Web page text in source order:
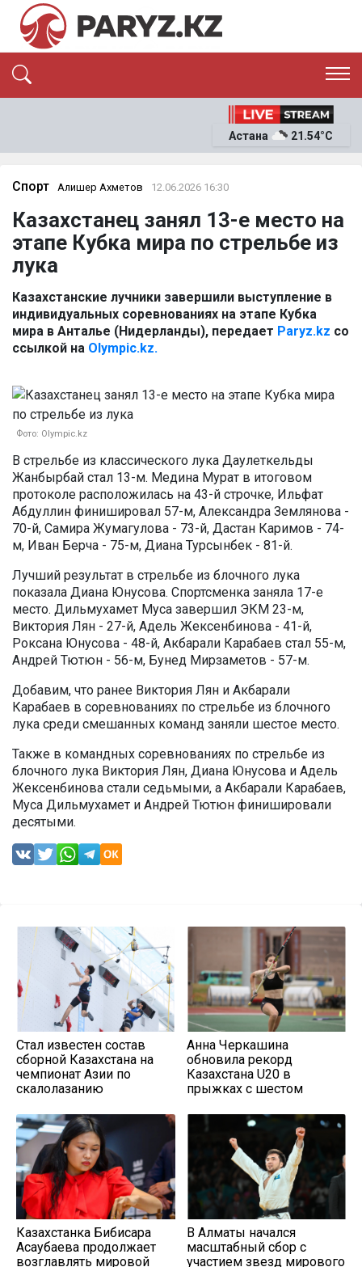
ЭКОНОМИКА
ОҚИҒА
News
Астана 21.54°C
Спорт Алишер Ахметов 12.06.2026 16:30
Казахстанец занял 13-е место на
этапе Кубка мира по стрельбе из
лука
Казахстанские лучники завершили выступление в
индивидуальных соревнованиях на этапе Кубка
мира в Анталье (Нидерланды), передает Paryz.kz со
ссылкой на Olympic.kz.
Фото: Olympic.kz
В стрельбе из классического лука Даулеткельды
Жанбырбай стал 13-м. Медина Мурат в итоговом
протоколе расположилась на 43-й строчке, Ильфат
Абдуллин финишировал 57-м, Александра Землянова -
70-й, Самира Жумагулова - 73-й, Дастан Каримов - 74-
м, Иван Берча - 75-м, Диана Турсынбек - 81-й.
Лучший результат в стрельбе из блочного лука
показала Диана Юнусова. Спортсменка заняла 17-е
место. Дильмухамет Муса завершил ЭКМ 23-м,
Виктория Лян - 27-й, Адель Жексенбинова - 41-й,
Роксана Юнусова - 48-й, Акбарали Карабаев стал 55-м,
Андрей Тютюн - 56-м, Бунед Мирзаметов - 57-м.
Добавим, что ранее Виктория Лян и Акбарали
Карабаев в соревнованиях по стрельбе из блочного
лука среди смешанных команд заняли шестое место.
Также в командных соревнованиях по стрельбе из
блочного лука Виктория Лян, Диана Юнусова и Адель
Жексенбинова стали седьмыми, а Акбарали Карабаев,
Муса Дильмухамет и Андрей Тютюн финишировали
десятыми.
Стал известен состав
сборной Казахстана на
чемпионат Азии по
скалолазанию
Анна Черкашина
обновила рекорд
Казахстана U20 в
прыжках с шестом
Казахстанка Бибисара
Асаубаева продолжает
возглавлять мировой
В Алматы начался
масштабный сбор с
участием звезд мирового